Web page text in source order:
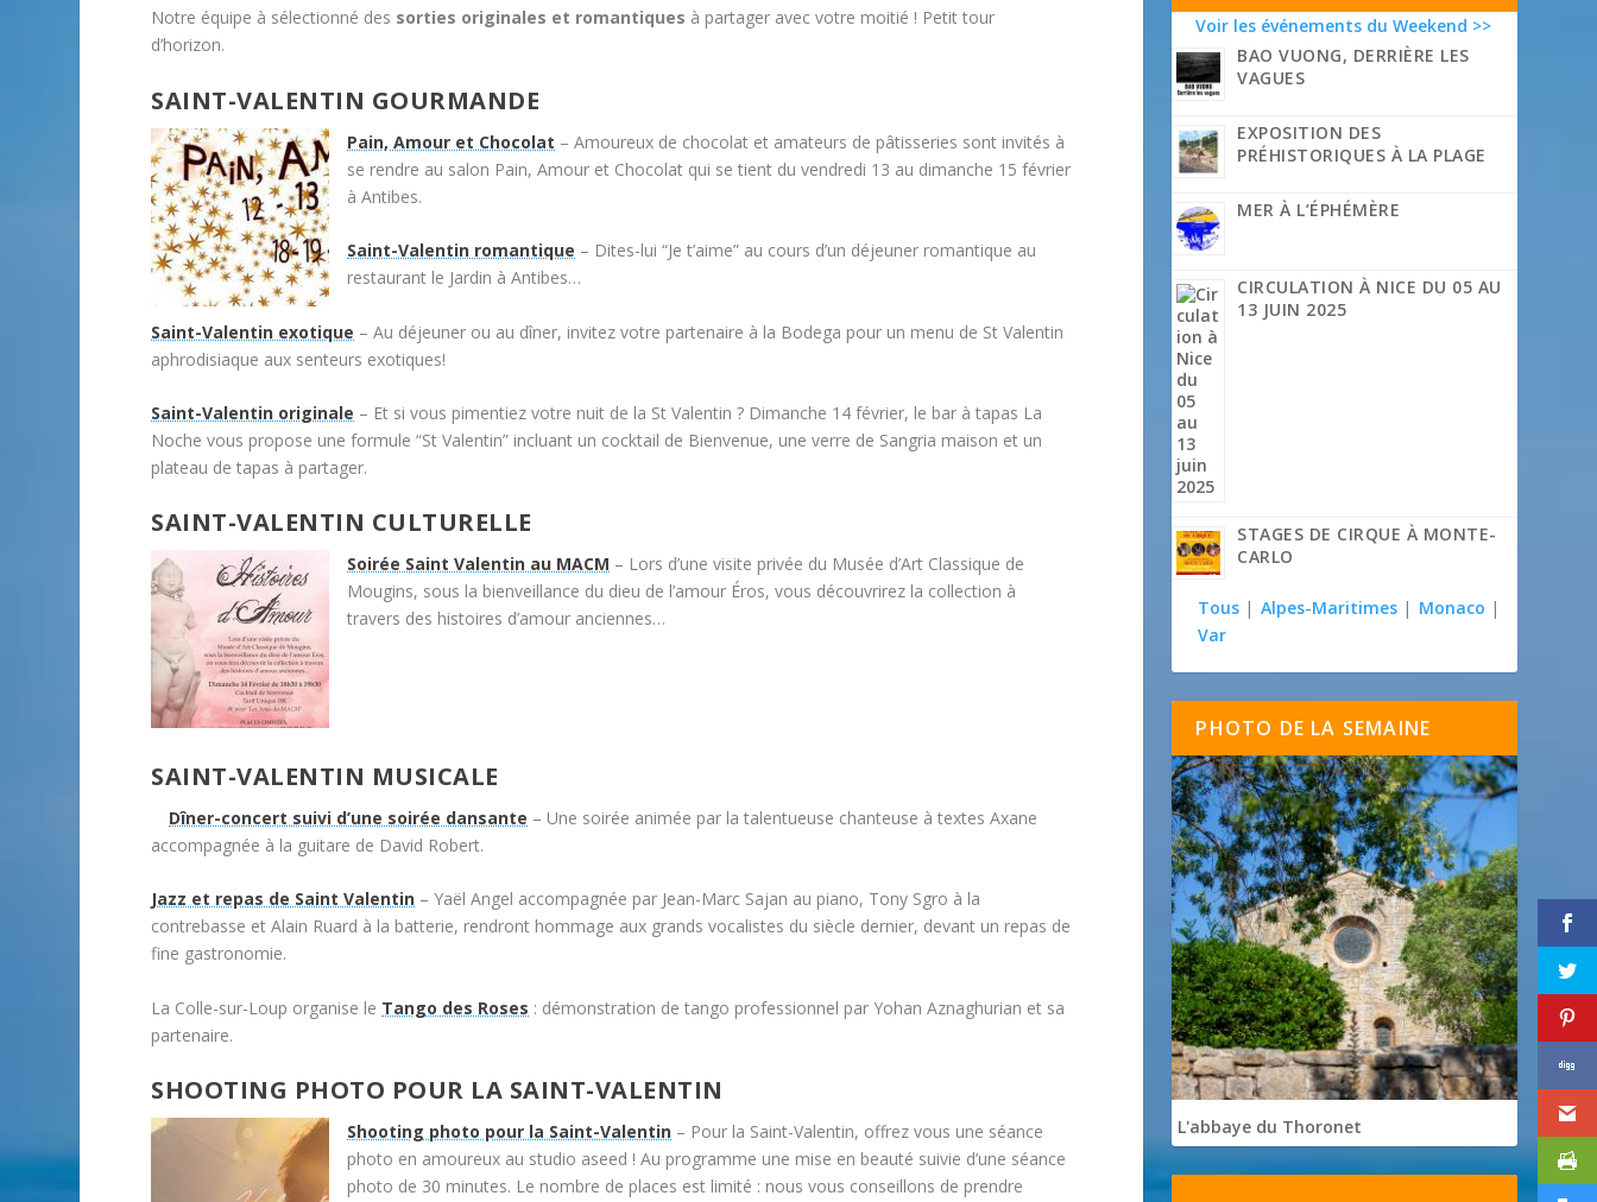
Notre équipe à sélectionné des sorties originales et romantiques à partager avec votre moitié ! Petit tour
d’horizon.
SAINT-VALENTIN GOURMANDE
Pain, Amour et Chocolat – Amoureux de chocolat et amateurs de pâtisseries sont invités à
se rendre au salon Pain, Amour et Chocolat qui se tient du vendredi 13 au dimanche 15 février
à Antibes.
Saint-Valentin romantique – Dites-lui “Je t’aime” au cours d’un déjeuner romantique au
restaurant le Jardin à Antibes…
Saint-Valentin exotique – Au déjeuner ou au dîner, invitez votre partenaire à la Bodega pour un menu de St Valentin
aphrodisiaque aux senteurs exotiques!
Saint-Valentin originale – Et si vous pimentiez votre nuit de la St Valentin ? Dimanche 14 février, le bar à tapas La
Noche vous propose une formule “St Valentin” incluant un cocktail de Bienvenue, une verre de Sangria maison et un
plateau de tapas à partager.
SAINT-VALENTIN CULTURELLE
Soirée Saint Valentin au MACM – Lors d’une visite privée du Musée d’Art Classique de
Mougins, sous la bienveillance du dieu de l’amour Éros, vous découvrirez la collection à
travers des histoires d’amour anciennes…
SAINT-VALENTIN MUSICALE
Dîner-concert suivi d’une soirée dansante – Une soirée animée par la talentueuse chanteuse à textes Axane
accompagnée à la guitare de David Robert.
Jazz et repas de Saint Valentin – Yaël Angel accompagnée par Jean-Marc Sajan au piano, Tony Sgro à la
contrebasse et Alain Ruard à la batterie, rendront hommage aux grands vocalistes du siècle dernier, devant un repas de
fine gastronomie.
La Colle-sur-Loup organise le Tango des Roses : démonstration de tango professionnel par Yohan Aznaghurian et sa
partenaire.
SHOOTING PHOTO POUR LA SAINT-VALENTIN
Shooting photo pour la Saint-Valentin – Pour la Saint-Valentin, offrez vous une séance
photo en amoureux au studio aseed ! Au programme une mise en beauté suivie d’une séance
photo de 30 minutes. Le nombre de places est limité : nous vous conseillons de prendre
Voir les événements du Weekend >>
BAO VUONG, DERRIÈRE LES
VAGUES
EXPOSITION DES
PRÉHISTORIQUES À LA PLAGE
MER À L’ÉPHÉMÈRE
CIRCULATION À NICE DU 05 AU
13 JUIN 2025
STAGES DE CIRQUE À MONTE-
CARLO
Tous | Alpes-Maritimes | Monaco |
Var
PHOTO DE LA SEMAINE
L'abbaye du Thoronet